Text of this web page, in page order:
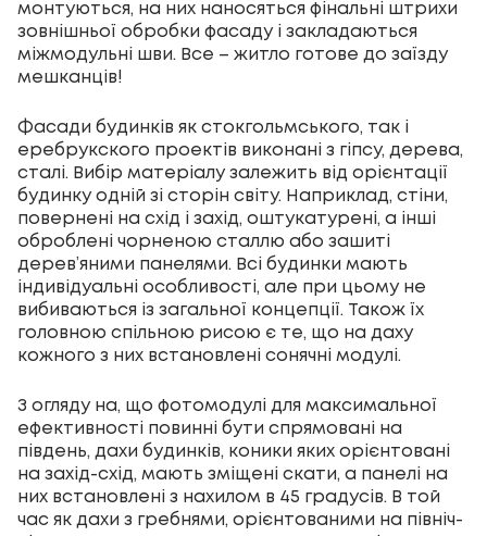
монтуються, на них наносяться фінальні штрихи
зовнішньої обробки фасаду і закладаються
міжмодульні шви. Все – житло готове до заїзду
мешканців!
Фасади будинків як стокгольмського, так і
еребрукского проектів виконані з гіпсу, дерева,
сталі. Вибір матеріалу залежить від орієнтації
будинку одній зі сторін світу. Наприклад, стіни,
повернені на схід і захід, оштукатурені, а інші
оброблені чорненою сталлю або зашиті
дерев’яними панелями. Всі будинки мають
індивідуальні особливості, але при цьому не
вибиваються із загальної концепції. Також їх
головною спільною рисою є те, що на даху
кожного з них встановлені сонячні модулі.
З огляду на, що фотомодулі для максимальної
ефективності повинні бути спрямовані на
південь, дахи будинків, коники яких орієнтовані
на захід-схід, мають зміщені скати, а панелі на
них встановлені з нахилом в 45 градусів. В той
час як дахи з гребнями, орієнтованими на північ-